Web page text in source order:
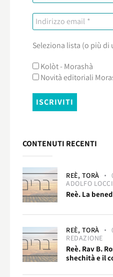
Seleziona lista (o più di
Kolòt - Morashà
Novità editoriali
CONTENUTI RECENTI
REÈ, TORÀ
ADOLFO LOCCI
Reè. La
REÈ, TORÀ
REDAZIONE
Reè. Rav B.
shechità e il